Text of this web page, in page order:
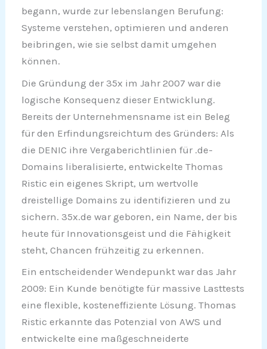
begann, wurde zur lebenslangen Berufung:
Systeme verstehen, optimieren und anderen
beibringen, wie sie selbst damit umgehen
können.
Die Gründung der 35x im Jahr 2007 war die
logische Konsequenz dieser Entwicklung.
Bereits der Unternehmensname ist ein Beleg
für den Erfindungsreichtum des Gründers: Als
die DENIC ihre Vergaberichtlinien für .de-
Domains liberalisierte, entwickelte Thomas
Ristic ein eigenes Skript, um wertvolle
dreistellige Domains zu identifizieren und zu
sichern. 35x.de war geboren, ein Name, der bis
heute für Innovationsgeist und die Fähigkeit
steht, Chancen frühzeitig zu erkennen.
Ein entscheidender Wendepunkt war das Jahr
2009: Ein Kunde benötigte für massive Lasttests
eine flexible, kosteneffiziente Lösung. Thomas
Ristic erkannte das Potenzial von AWS und
entwickelte eine maßgeschneiderte